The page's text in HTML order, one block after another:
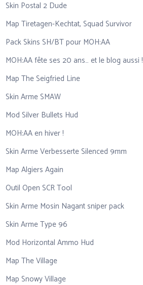
Skin Postal 2 Dude
Map Tiretagen-Kechtat, Squad Survivor
Pack Skins SH/BT pour MOH:AA
MOH:AA fête ses 20 ans… et le blog aussi !
Map The Seigfried Line
Skin Arme SMAW
Mod Silver Bullets Hud
MOH:AA en hiver !
Skin Arme Verbesserte Silenced 9mm
Map Algiers Again
Outil Open SCR Tool
Skin Arme Mosin Nagant sniper pack
Skin Arme Type 96
Mod Horizontal Ammo Hud
Map The Village
Map Snowy Village